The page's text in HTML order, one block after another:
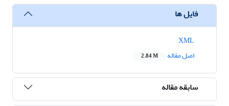
فایل ها
اصل مقاله
2.84 M
سابقه مقاله